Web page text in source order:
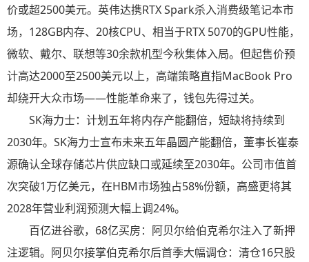
价或超2500美元。英伟达携RTX Spark杀入消费级笔记本市
场，128GB内存、20核CPU、相当于RTX 5070的GPU性能，
微软、戴尔、联想等30余款机型今秋集体入局。但起售价预
计高达2000至2500美元以上，高端策略直指MacBook Pro
却绕开大众市场——性能革命来了，钱包先得过关。
SK海力士：计划五年将内存产能翻倍，短缺将持续到
2030年。SK海力士宣布未来五年晶圆产能翻倍，董事长崔泰
源确认全球存储芯片供应缺口或延续至2030年。公司市值首
次突破1万亿美元，在HBM市场独占58%份额，高盛更将其
2028年营业利润预测大幅上调24%。
百亿进谷歌，68亿买房：阿贝尔给伯克希尔注入了新押
注逻辑。阿贝尔接掌伯克希尔后首季大幅调仓：清仓16只股